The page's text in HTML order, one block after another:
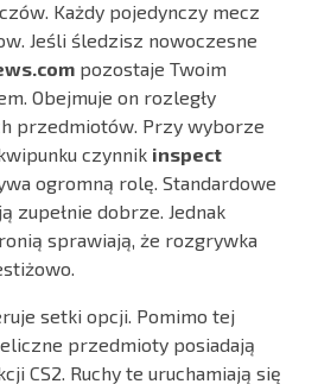
Każdy pojedynczy mecz
Jeśli śledzisz nowoczesne
pozostaje Twoim
Obejmuje on rozległy
przedmiotów. Przy wyborze
czynnik inspect
ogromną rolę. Standardowe
zupełnie dobrze. Jednak
sprawiają, że rozgrywka
setki opcji. Pomimo tej
przedmioty posiadają
CS2. Ruchy te uruchamiają się